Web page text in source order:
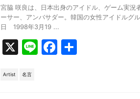
k
宮脇 咲良は、日本出身のアイドル、ゲーム実況
ーサー、アンバサダー。韓国の女性アイドルグ
日 1998年3月19 ...
X
Li F
Artist 名言